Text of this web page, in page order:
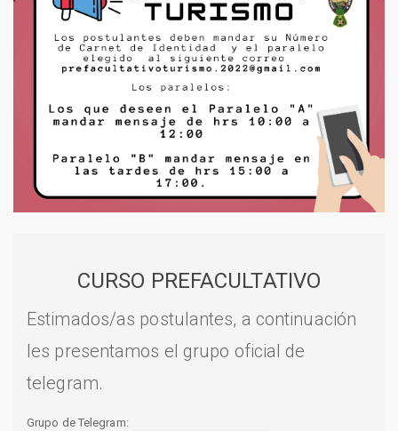
CURSO PREFACULTATIVO
Estimados/as postulantes, a continuación
les presentamos el grupo oficial de
telegram.
Grupo de Telegram: